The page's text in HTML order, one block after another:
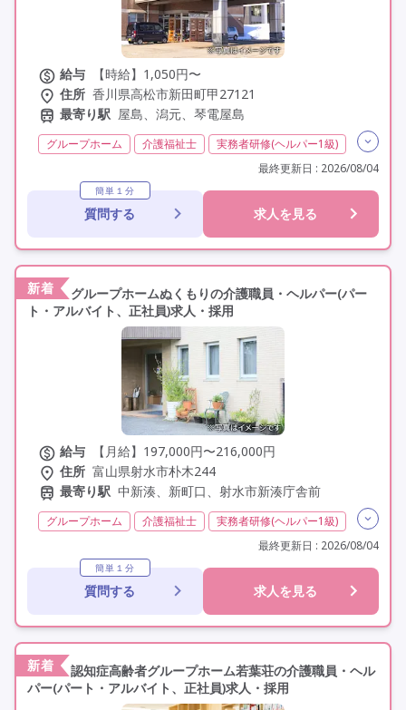
給与
【時給】1,050円〜
住所 香川県高松市新田町甲27121
最寄り駅 屋島、潟元、琴電屋島
グループホーム 介護福祉士
実務者研修(ヘルパー1級)
学歴不問
定年60歳以上
車通勤可
最終更新日 : 2026/08/04
簡単１分
質問する 求人を見る
新着
グループホームぬくもりの介護職員・ヘルパー(パー
ト・アルバイト、正社員)求人・採用
給与
【月給】197,000円〜216,000円
住所 富山県射水市朴木244
最寄り駅 中新湊、新町口、射水市新湊庁舎前
グループホーム 介護福祉士
実務者研修(ヘルパー1級)
夜勤専従
残業月20時間以内
残業ほぼなし 常勤
非常勤
社会保険完備
交通費支給
未経験歓迎
車通勤可
最終更新日 : 2026/08/04
簡単１分
質問する 求人を見る
新着
認知症高齢者グループホーム若葉荘の介護職員・ヘル
パー(パート・アルバイト、正社員)求人・採用